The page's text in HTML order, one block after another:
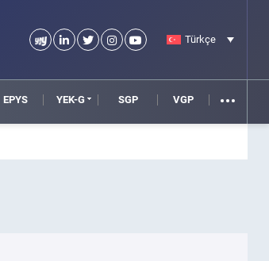
Türkçe
EPYS YEK-G SGP VGP